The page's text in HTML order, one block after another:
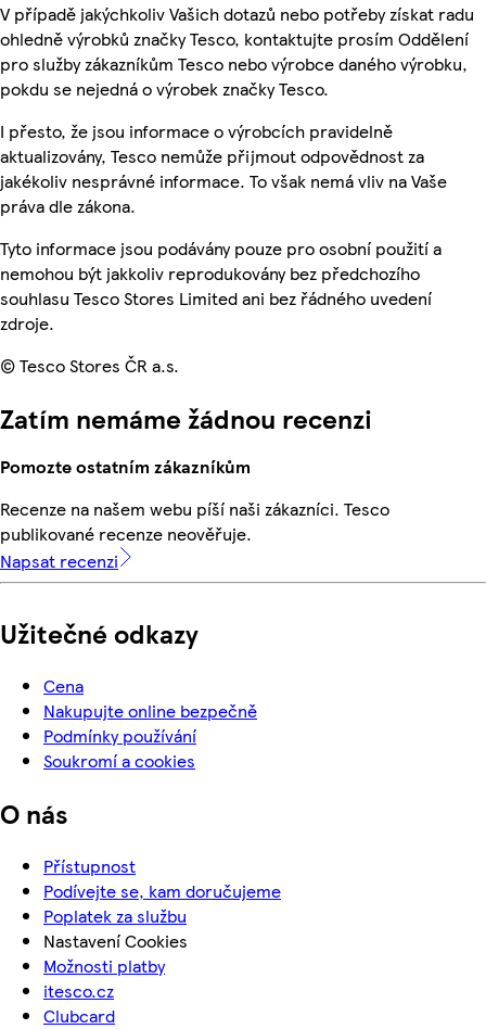
V případě jakýchkoliv Vašich dotazů nebo potřeby získat radu
ohledně výrobků značky Tesco, kontaktujte prosím Oddělení
pro služby zákazníkům Tesco nebo výrobce daného výrobku,
pokdu se nejedná o výrobek značky Tesco.
I přesto, že jsou informace o výrobcích pravidelně
aktualizovány, Tesco nemůže přijmout odpovědnost za
jakékoliv nesprávné informace. To však nemá vliv na Vaše
práva dle zákona.
Tyto informace jsou podávány pouze pro osobní použití a
nemohou být jakkoliv reprodukovány bez předchozího
souhlasu Tesco Stores Limited ani bez řádného uvedení
zdroje.
© Tesco Stores ČR a.s.
Zatím nemáme žádnou recenzi
Pomozte ostatním zákazníkům
Recenze na našem webu píší naši zákazníci. Tesco
publikované recenze neověřuje.
Napsat recenzi
Užitečné odkazy
Cena
Nakupujte online bezpečně
Podmínky používání
Soukromí a cookies
O nás
Přístupnost
Podívejte se, kam doručujeme
Poplatek za službu
Nastavení Cookies
Možnosti platby
itesco.cz
Clubcard